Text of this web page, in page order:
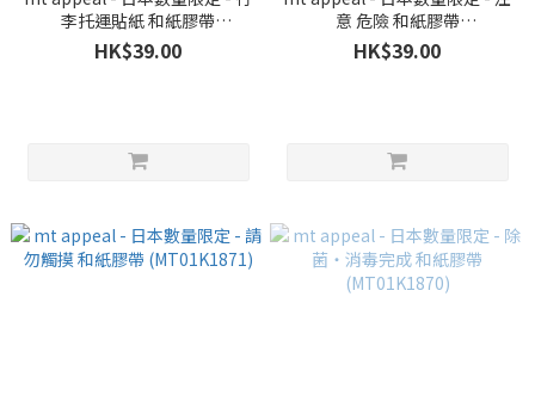
李托運貼紙 和紙膠帶
(MT01K1877)
HK$39.00
意 危險 和紙膠帶
(MT01K1872)
HK$39.00